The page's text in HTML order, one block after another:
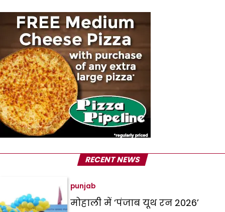
RECENT NEWS
punjab
मोहाली में ‘पंजाब यूथ रन 2026’